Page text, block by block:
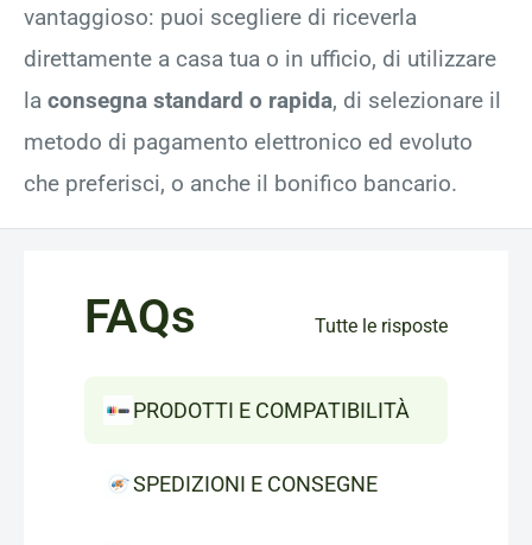
vantaggioso: puoi scegliere di riceverla
direttamente a casa tua o in ufficio, di utilizzare
la consegna standard o rapida, di selezionare il
metodo di pagamento elettronico ed evoluto
che preferisci, o anche il bonifico bancario.
FAQs Tutte le risposte
PRODOTTI E COMPATIBILITÀ
SPEDIZIONI E CONSEGNE